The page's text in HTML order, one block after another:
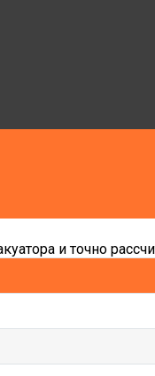
и точно